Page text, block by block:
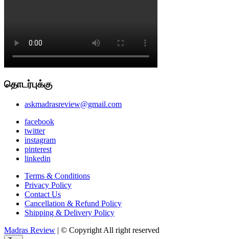
தொடர்புக்கு
askmadrasreview@gmail.com
facebook
twitter
instagram
pinterest
linkedin
Terms & Conditions
Privacy Policy
Contact Us
Cancellation & Refund Policy
Shipping & Delivery Policy
Madras Review | © Copyright All right reserved